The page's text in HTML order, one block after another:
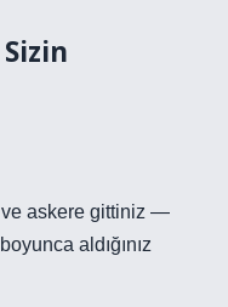
ve askere gittiniz —
aldığınız